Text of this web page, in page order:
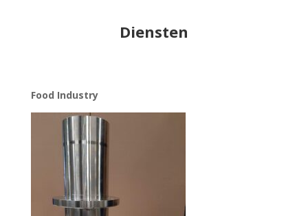
Diensten
Food Industry